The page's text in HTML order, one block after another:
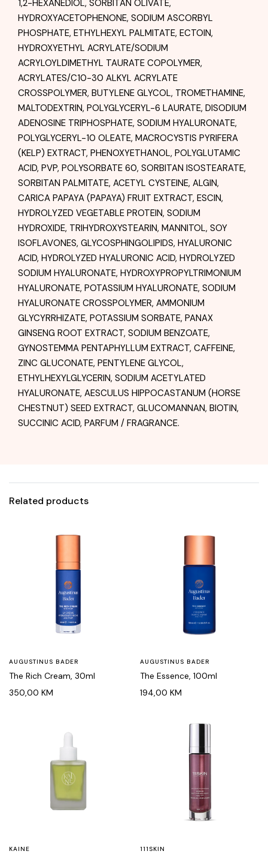
1,2-HEXANEDIOL, SORBITAN OLIVATE,
HYDROXYACETOPHENONE, SODIUM ASCORBYL
PHOSPHATE, ETHYLHEXYL PALMITATE, ECTOIN,
HYDROXYETHYL ACRYLATE/SODIUM
ACRYLOYLDIMETHYL TAURATE COPOLYMER,
ACRYLATES/C10-30 ALKYL ACRYLATE
CROSSPOLYMER, BUTYLENE GLYCOL, TROMETHAMINE,
MALTODEXTRIN, POLYGLYCERYL-6 LAURATE, DISODIUM
ADENOSINE TRIPHOSPHATE, SODIUM HYALURONATE,
POLYGLYCERYL-10 OLEATE, MACROCYSTIS PYRIFERA
(KELP) EXTRACT, PHENOXYETHANOL, POLYGLUTAMIC
ACID, PVP, POLYSORBATE 60, SORBITAN ISOSTEARATE,
SORBITAN PALMITATE, ACETYL CYSTEINE, ALGIN,
CARICA PAPAYA (PAPAYA) FRUIT EXTRACT, ESCIN,
HYDROLYZED VEGETABLE PROTEIN, SODIUM
HYDROXIDE, TRIHYDROXYSTEARIN, MANNITOL, SOY
ISOFLAVONES, GLYCOSPHINGOLIPIDS, HYALURONIC
ACID, HYDROLYZED HYALURONIC ACID, HYDROLYZED
SODIUM HYALURONATE, HYDROXYPROPYLTRIMONIUM
HYALURONATE, POTASSIUM HYALURONATE, SODIUM
HYALURONATE CROSSPOLYMER, AMMONIUM
GLYCYRRHIZATE, POTASSIUM SORBATE, PANAX
GINSENG ROOT EXTRACT, SODIUM BENZOATE,
GYNOSTEMMA PENTAPHYLLUM EXTRACT, CAFFEINE,
ZINC GLUCONATE, PENTYLENE GLYCOL,
ETHYLHEXYLGLYCERIN, SODIUM ACETYLATED
HYALURONATE, AESCULUS HIPPOCASTANUM (HORSE
CHESTNUT) SEED EXTRACT, GLUCOMANNAN, BIOTIN,
SUCCINIC ACID, PARFUM / FRAGRANCE.
Related products
AUGUSTINUS BADER
The Rich Cream, 30ml
350,00 KM
AUGUSTINUS BADER
The Essence, 100ml
194,00 KM
KAINE 111SKIN